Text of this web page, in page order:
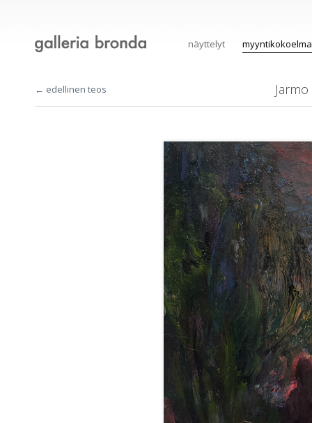
näyttelyt myyntikokoelma
← edellinen teos